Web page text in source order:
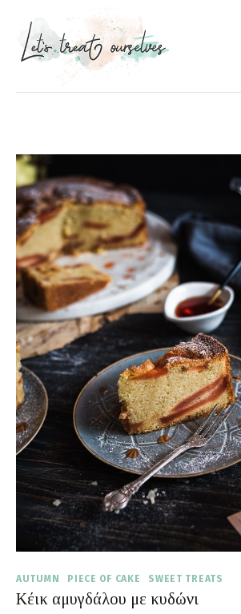
Portfolio
Services
Food photography tips
Επικοινωνία
Συνεργασίες
Moments of Mine
FAQ
AUTUMN PIECE OF CAKE SWEET TREATS
Κέικ αμυγδάλου με κυδώνι